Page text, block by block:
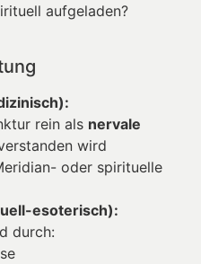
aufgeladen?
rein als nervale
wird
oder spirituelle
esoterisch):
durch: